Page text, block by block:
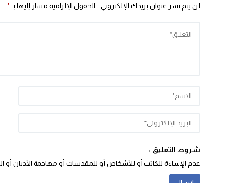
لن يتم نشر عنوان بريدك الإلكتروني. الحقول الإلزامية مشار إليها بـ *
شروط التعليق :
عدم الإساءة للكاتب أو للأشخاص أو للمقدسات أو مهاجمة الأديان أو